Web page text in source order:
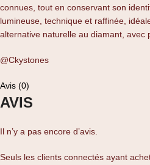
connues, tout en conservant son
lumineuse, technique et raffinée,
alternative naturelle au diamant, avec
@Ckystones
Avis (0)
AVIS
Il n’y a pas encore d’avis.
Seuls les clients connectés ayant